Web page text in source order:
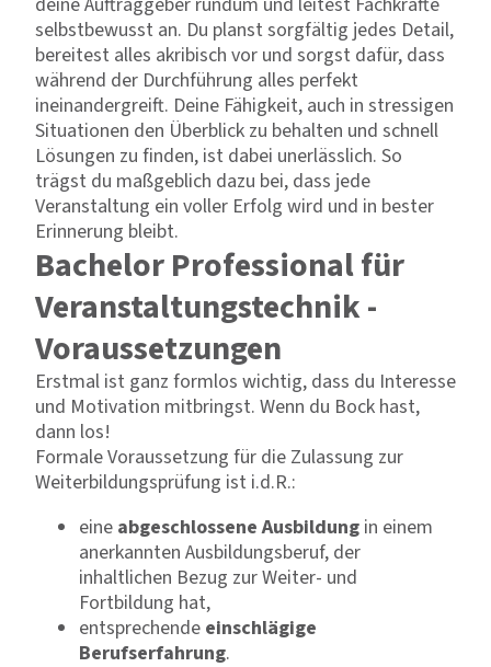
selbstbewusst an. Du planst sorgfältig jedes Detail,
bereitest alles akribisch vor und sorgst dafür, dass
während der Durchführung alles perfekt
ineinandergreift. Deine Fähigkeit, auch in stressigen
Situationen den Überblick zu behalten und schnell
Lösungen zu finden, ist dabei unerlässlich. So
trägst du maßgeblich dazu bei, dass jede
Veranstaltung ein voller Erfolg wird und in bester
Erinnerung bleibt.
Bachelor Professional für
Veranstaltungstechnik -
Voraussetzungen
Erstmal ist ganz formlos wichtig, dass du Interesse
und Motivation mitbringst. Wenn du Bock hast,
dann los!
Formale Voraussetzung für die Zulassung zur
Weiterbildungsprüfung ist i.d.R.:
eine abgeschlossene Ausbildung in einem
anerkannten Ausbildungsberuf, der
inhaltlichen Bezug zur Weiter- und
Fortbildung hat,
entsprechende einschlägige
Berufserfahrung.